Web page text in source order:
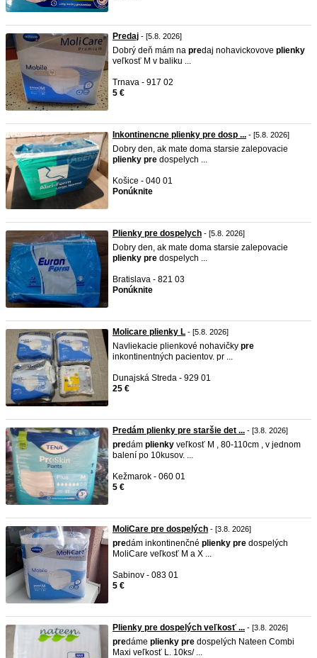
Predaj - [5.8. 2026]
Dobrý deň mám na predaj nohavickovove plienky
veľkosť M v baliku ...
Trnava - 917 02
5 €
Inkontinencne plienky pre dosp ... - [5.8. 2026]
Dobry den, ak mate doma starsie zalepovacie
plienky pre dospelych ...
Košice - 040 01
Ponúknite
Plienky pre dospelych - [5.8. 2026]
Dobry den, ak mate doma starsie zalepovacie
plienky pre dospelych ...
Bratislava - 821 03
Ponúknite
Molicare plienky L - [5.8. 2026]
Navliekacie plienkové nohavičky pre
inkontinentných pacientov. pr ...
Dunajská Streda - 929 01
25 €
Predám plienky pre staršie det ... - [3.8. 2026]
predám plienky veľkosť M , 80-110cm , v jednom
balení po 10kusov. ...
Kežmarok - 060 01
5 €
MoliCare pre dospelých - [3.8. 2026]
predám inkontinenčné plienky pre dospelých
MoliCare veľkosť M a X ...
Sabinov - 083 01
5 €
Plienky pre dospelých veľkosť ... - [3.8. 2026]
predáme plienky pre dospelých Nateen Combi
Maxi veľkosť L. 10ks/ ...